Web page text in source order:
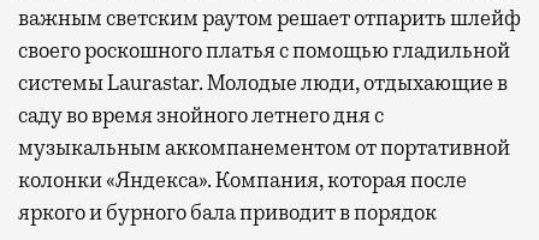
важным светским раутом решает отпарить шлейф
своего роскошного платья с помощью гладильной
системы Laurastar. Молодые люди, отдыхающие в
саду во время знойного летнего дня с
музыкальным аккомпанементом от портативной
колонки «Яндекса». Компания, которая после
яркого и бурного бала приводит в порядок